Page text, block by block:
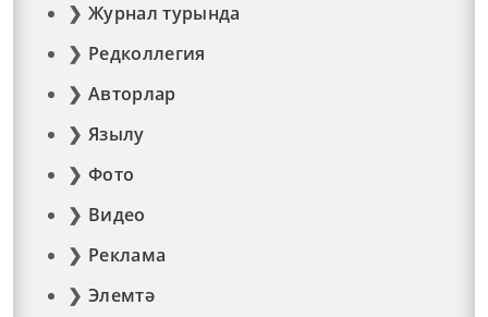
Журнал турында
Редколлегия
Авторлар
Язылу
Фото
Видео
Реклама
Элемтә